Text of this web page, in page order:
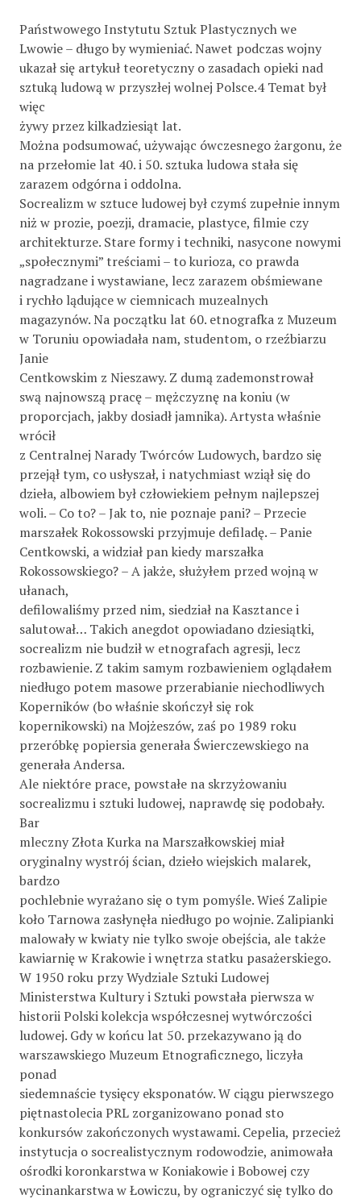
Państwowego Instytutu Sztuk Plastycznych we
Lwowie – długo by wymieniać. Nawet podczas wojny
ukazał się artykuł teoretyczny o zasadach opieki nad
sztuką ludową w przyszłej wolnej Polsce.4 Temat był
więc
żywy przez kilkadziesiąt lat.
Można podsumować, używając ówczesnego żargonu, że
na przełomie lat 40. i 50. sztuka ludowa stała się
zarazem odgórna i oddolna.
Socrealizm w sztuce ludowej był czymś zupełnie innym
niż w prozie, poezji, dramacie, plastyce, filmie czy
architekturze. Stare formy i techniki, nasycone nowymi
„społecznymi” treściami – to kurioza, co prawda
nagradzane i wystawiane, lecz zarazem obśmiewane
i rychło lądujące w ciemnicach muzealnych
magazynów. Na początku lat 60. etnografka z Muzeum
w Toruniu opowiadała nam, studentom, o rzeźbiarzu
Janie
Centkowskim z Nieszawy. Z dumą zademonstrował
swą najnowszą pracę – mężczyznę na koniu (w
proporcjach, jakby dosiadł jamnika). Artysta właśnie
wrócił
z Centralnej Narady Twórców Ludowych, bardzo się
przejął tym, co usłyszał, i natychmiast wziął się do
dzieła, albowiem był człowiekiem pełnym najlepszej
woli. – Co to? – Jak to, nie poznaje pani? – Przecie
marszałek Rokossowski przyjmuje defiladę. – Panie
Centkowski, a widział pan kiedy marszałka
Rokossowskiego? – A jakże, służyłem przed wojną w
ułanach,
defilowaliśmy przed nim, siedział na Kasztance i
salutował… Takich anegdot opowiadano dziesiątki,
socrealizm nie budził w etnografach agresji, lecz
rozbawienie. Z takim samym rozbawieniem oglądałem
niedługo potem masowe przerabianie niechodliwych
Koperników (bo właśnie skończył się rok
kopernikowski) na Mojżeszów, zaś po 1989 roku
przeróbkę popiersia generała Świerczewskiego na
generała Andersa.
Ale niektóre prace, powstałe na skrzyżowaniu
socrealizmu i sztuki ludowej, naprawdę się podobały.
Bar
mleczny Złota Kurka na Marszałkowskiej miał
oryginalny wystrój ścian, dzieło wiejskich malarek,
bardzo
pochlebnie wyrażano się o tym pomyśle. Wieś Zalipie
koło Tarnowa zasłynęła niedługo po wojnie. Zalipianki
malowały w kwiaty nie tylko swoje obejścia, ale także
kawiarnię w Krakowie i wnętrza statku pasażerskiego.
W 1950 roku przy Wydziale Sztuki Ludowej
Ministerstwa Kultury i Sztuki powstała pierwsza w
historii Polski kolekcja współczesnej wytwórczości
ludowej. Gdy w końcu lat 50. przekazywano ją do
warszawskiego Muzeum Etnograficznego, liczyła
ponad
siedemnaście tysięcy eksponatów. W ciągu pierwszego
piętnastolecia PRL zorganizowano ponad sto
konkursów zakończonych wystawami. Cepelia, przecież
instytucja o socrealistycznym rodowodzie, animowała
ośrodki koronkarstwa w Koniakowie i Bobowej czy
wycinankarstwa w Łowiczu, by ograniczyć się tylko do